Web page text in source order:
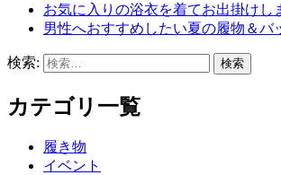
お気に入りの浴衣を着てお出掛けし
男性へおすすめしたい夏の履物＆バ
検索:
カテゴリ一覧
履き物
イベント